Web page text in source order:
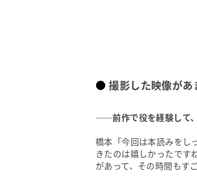
撮影した映像が
——前作で役を経験して
橋本「今回は本読みをし
きたのは嬉しかったです
があって、その時間もす